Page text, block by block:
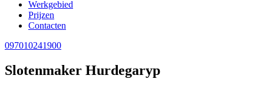
Werkgebied
Prijzen
Contacten
097010241900
Slotenmaker Hurdegaryp